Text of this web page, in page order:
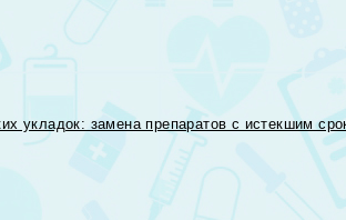
укладок: замена препаратов с истекшим